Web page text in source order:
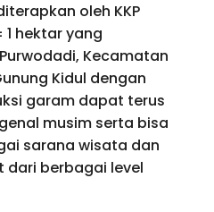
oleh KKP
hektar yang
Kecamatan
Kidul dengan
garam dapat terus
musim serta bisa
sarana wisata dan
dari berbagai level